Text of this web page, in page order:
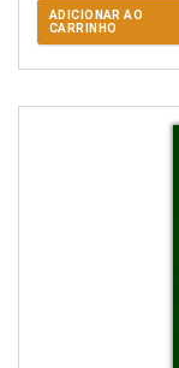
ADICIONAR AO
CARRINHO